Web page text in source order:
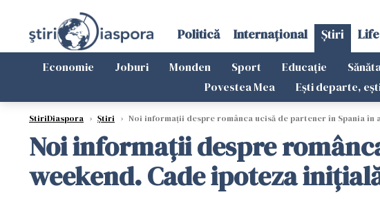
Politică Internațional Știri
Economie Joburi Monden Sport Educație
Povestea Mea
Ești departe,
StiriDiaspora › Știri › Noi informații despre românca ucisă de partener în Spania în
Noi informații despre
weekend. Cade ipoteza